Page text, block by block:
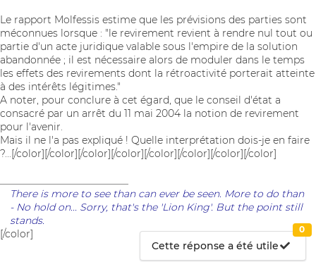
Le rapport Molfessis estime que les prévisions des parties sont
méconnues lorsque : "le revirement revient à rendre nul tout ou
partie d'un acte juridique valable sous l'empire de la solution
abandonnée ; il est nécessaire alors de moduler dans le temps
les effets des revirements dont la rétroactivité porterait atteinte
à des intérêts légitimes."
A noter, pour conclure à cet égard, que le conseil d'état a
consacré par un arrêt du 11 mai 2004 la notion de revirement
pour l'avenir.
Mais il ne l'a pas expliqué ! Quelle interprétation dois-je en faire
?...[/color][/color][/color][/color][/color][/color][/color][/color]
There is more to see than can ever be seen. More to do than
- No hold on... Sorry, that's the 'Lion King'. But the point still
stands.
[/color]
Cette réponse a été utile
0